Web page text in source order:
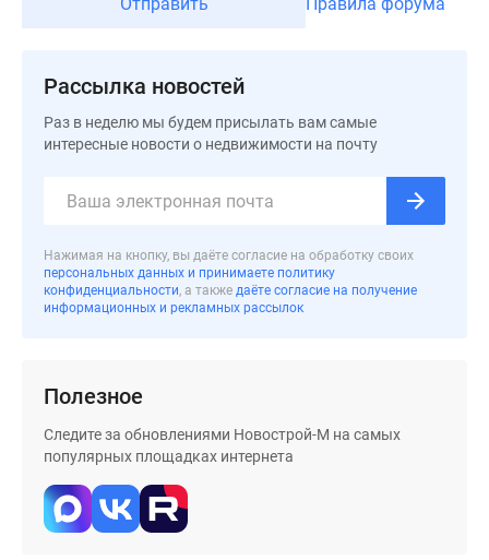
Рассылка новостей
Раз в неделю мы будем присылать вам самые
интересные новости о недвижимости на почту
Нажимая на кнопку, вы даёте согласие на обработку своих
персональных данных и принимаете политику
конфиденциальности, а также даёте согласие на получение
информационных и рекламных рассылок
Полезное
Следите за обновлениями Новострой-М на самых
популярных площадках интернета